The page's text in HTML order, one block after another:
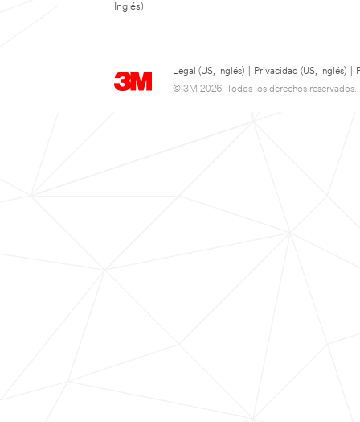
Inglés)
Legal (US, Inglés) Privacidad (US, Inglés)
© 3M 2026. Todos los derechos reservados..